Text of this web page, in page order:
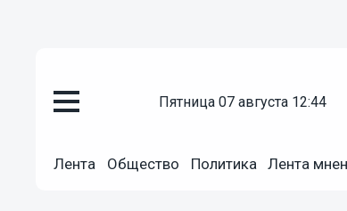
пятница 07 августа 12:44
Лента Общество Политика Лента
Пропавший в Балахне 61-